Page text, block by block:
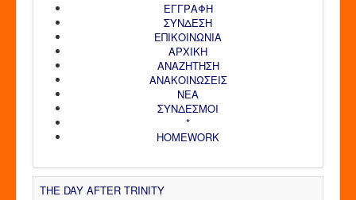
ΕΓΓΡΑΦΗ
ΣΥΝΔΕΣΗ
ΕΠΙΚΟΙΝΩΝΙΑ
ΑΡΧΙΚΗ
AΝΑΖΗΤΗΣΗ
ΑΝΑΚΟΙΝΩΣΕΙΣ
ΝΕΑ
ΣΥΝΔΕΣΜΟΙ
*
HOMEWORK
THE DAY AFTER TRINITY